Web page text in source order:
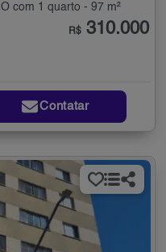
com 1 quarto - 97 m²
R$ 310.000
Contatar